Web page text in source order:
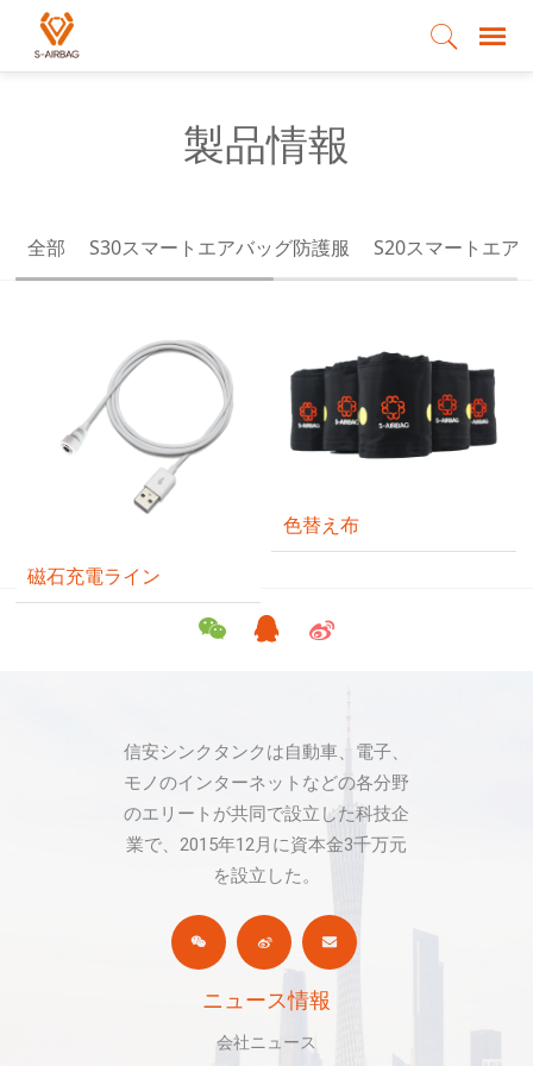
製品情報
全部 S30スマートエアバッグ防護服 S20スマートエア
磁石充電ライン
色替え布
信安シンクタンクは自動車、電子、
モノのインターネットなどの各分野
のエリートが共同で設立した科技企
業で、2015年12月に資本金3千万元
を設立した。
ニュース情報
会社ニュース